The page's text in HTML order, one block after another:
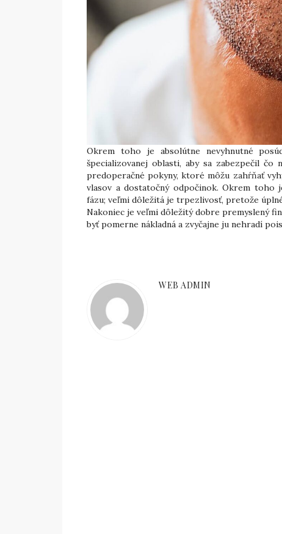
Okrem toho je absolútne nevyhnutné
špecializovanej oblasti, aby sa zabezpečil čo
predoperačné pokyny, ktoré môžu zahŕňať
vlasov a dostatočný odpočinok. Okrem toho
fázu; veľmi dôležitá je trpezlivosť, pretože
Nakoniec je veľmi dôležitý dobre premyslený
byť pomerne nákladná a zvyčajne ju nehradí
WEB ADMIN